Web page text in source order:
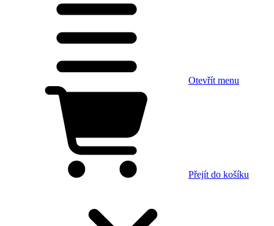
Otevřít menu
Přejít do košíku